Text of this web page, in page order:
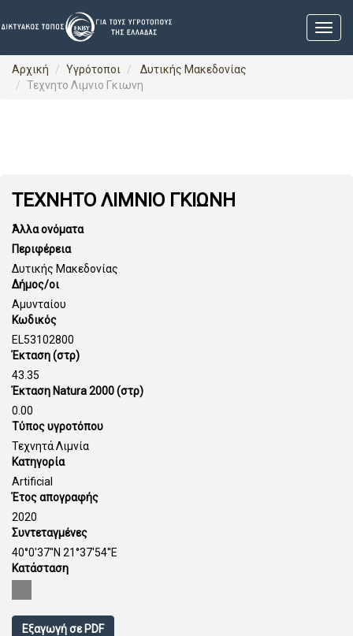
Αρχική Υγρότοποι
Δυτικής Μακεδονίας
Τεχνητο Λιμνιο Γκιωνη
ΤΕΧΝΗΤΟ ΛΙΜΝΙΟ ΓΚΙΩΝΗ
Άλλα ονόματα
Περιφέρεια
Δυτικής Μακεδονίας
Δήμος/οι
Αμυνταίου
Κωδικός
EL53102800
Έκταση (στρ)
43.35
Έκταση Natura 2000 (στρ)
0.00
Τύπος υγροτόπου
Τεχνητά Λιμνία
Κατηγορία
Artificial
Έτος απογραφής
2020
Συντεταγμένες
40°0'37''N 21°37'54''E
Κατάσταση
Εξαγωγή σε PDF